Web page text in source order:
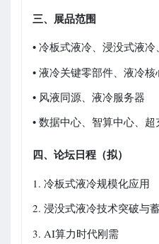
三、展品范围
• 冷板式液冷、浸没式液
• 液冷关键零部件、液冷
• 风液同源、液冷服务器
• 数据中心、智算中心、
四、论坛日程（拟）
1. 冷板式液冷规模化应用
2. 浸没式液冷技术突破与
3. AI算力时代刚需